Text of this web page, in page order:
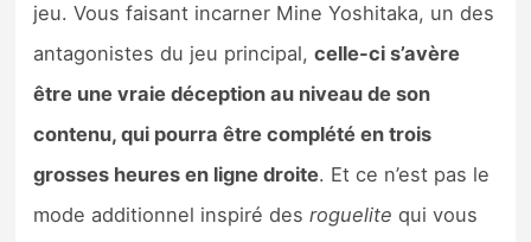
jeu. Vous faisant incarner Mine Yoshitaka, un des
antagonistes du jeu principal,celle-ci s’avère
être une vraie déception au niveau de son
contenu, qui pourra être complété en trois
grosses heures en ligne droite. Et ce n’est pas le
mode additionnel inspiré desroguelite qui vous